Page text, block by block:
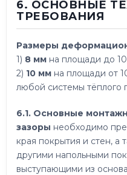
6. ОСНОВНЫЕ
ТРЕБОВАНИЯ
Размеры
1) 8 мм на площади до
2) 10 мм на площади от
любой системы тёплого
6.1. Основные
зазоры необходимо
края покрытия и стен, а
другими напольными
выступающими из